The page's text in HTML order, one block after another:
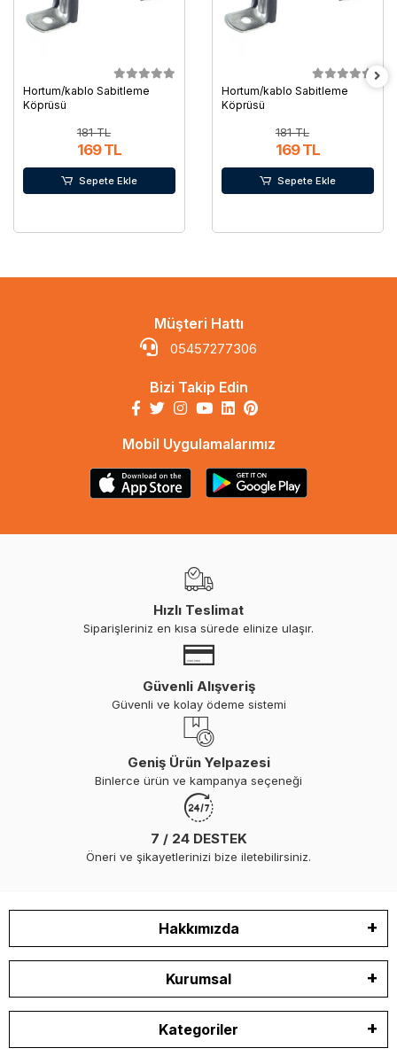
Hortum/kablo Sabitleme
Köprüsü
181 TL
169 TL
Sepete Ekle
Hortum/kablo Sabitleme
Köprüsü
181 TL
169 TL
Sepete Ekle
Müşteri Hattı
05457277306
Bizi Takip Edin
Mobil Uygulamalarımız
Hızlı Teslimat
Siparişleriniz en kısa sürede elinize ulaşır.
Güvenli Alışveriş
Güvenli ve kolay ödeme sistemi
Geniş Ürün Yelpazesi
Binlerce ürün ve kampanya seçeneği
7 / 24 DESTEK
Öneri ve şikayetlerinizi bize iletebilirsiniz.
Hakkımızda
Kurumsal
Kategoriler